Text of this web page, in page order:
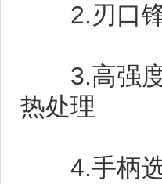
2.刃口锋
3.高强度
热处理
4.手柄选